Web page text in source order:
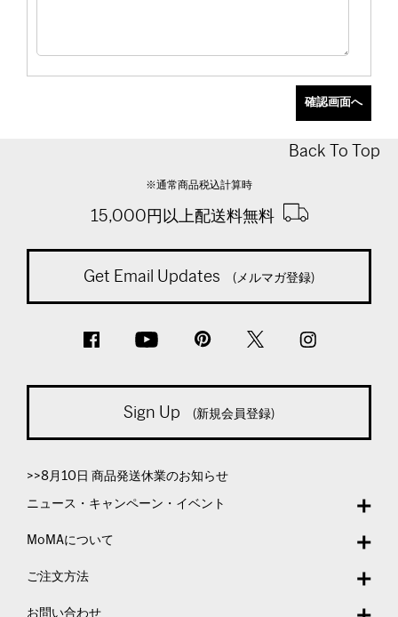
Back To Top
※通常商品税込計算時
15,000円以上配送料無料
Get Email Updates (メルマガ登録)
Sign Up (新規会員登録)
>>8月10日 商品発送休業のお知らせ
ニュース・キャンペーン・イベント
MoMAについて
ご注文方法
お問い合わせ